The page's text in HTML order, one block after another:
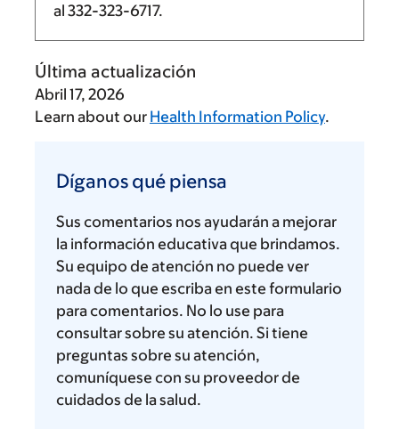
al 332-323-6717.
Última actualización
Abril 17, 2026
Learn about our Health Information Policy.
qué
piensa
Díganos qué piensa
Sus comentarios nos ayudarán a mejorar
la información educativa que brindamos.
Su equipo de atención no puede ver
nada de lo que escriba en este formulario
para comentarios. No lo use para
consultar sobre su atención. Si tiene
preguntas sobre su atención,
comuníquese con su proveedor de
cuidados de la salud.